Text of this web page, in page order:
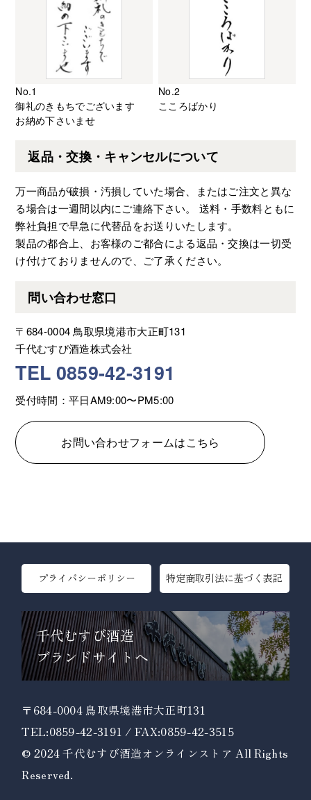
No.1
御礼のきもちでございます
お納め下さいませ
No.2
こころばかり
返品・交換・キャンセルについて
万一商品が破損・汚損していた場合、またはご注文と異な
る場合は一週間以内にご連絡下さい。 送料・手数料ともに
弊社負担で早急に代替品をお送りいたします。
製品の都合上、お客様のご都合による返品・交換は一切受
け付けておりませんので、ご了承ください。
問い合わせ窓口
〒684-0004 鳥取県境港市大正町131
千代むすび酒造株式会社
TEL 0859-42-3191
受付時間：平日AM9:00〜PM5:00
お問い合わせフォームはこちら
プライバシーポリシー 特定商取引法に基づく表記
千代むすび酒造
ブランドサイトへ
〒684-0004 鳥取県境港市大正町131
TEL:0859-42-3191 / FAX:0859-42-3515
© 2024 千代むすび酒造オンラインストア All Rights
Reserved.